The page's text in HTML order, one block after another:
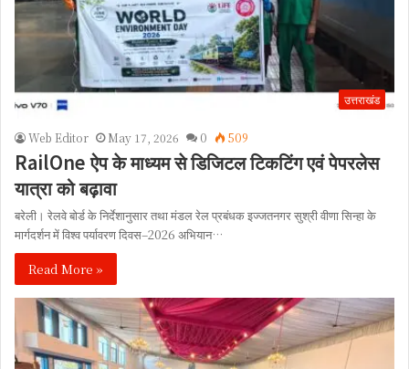
उत्तराखंड
Web Editor May 17, 2026 0 509
RailOne ऐप के माध्यम से डिजिटल टिकटिंग एवं पेपरलेस
यात्रा को बढ़ावा
बरेली। रेलवे बोर्ड के निर्देशानुसार तथा मंडल रेल प्रबंधक इज्जतनगर सुश्री वीणा सिन्हा के
मार्गदर्शन में विश्व पर्यावरण दिवस–2026 अभियान…
Read More »